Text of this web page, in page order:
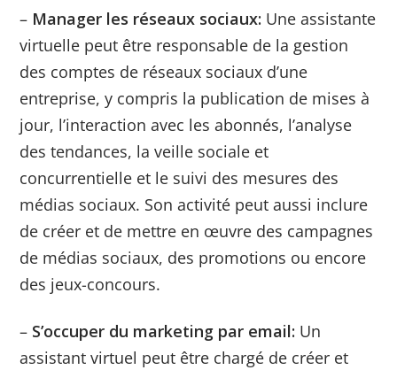
– Manager les réseaux sociaux: Une assistante
virtuelle peut être responsable de la gestion
des comptes de réseaux sociaux d’une
entreprise, y compris la publication de mises à
jour, l’interaction avec les abonnés, l’analyse
des tendances, la veille sociale et
concurrentielle et le suivi des mesures des
médias sociaux. Son activité peut aussi inclure
de créer et de mettre en œuvre des campagnes
de médias sociaux, des promotions ou encore
des jeux-concours.
– S’occuper du marketing par email: Un
assistant virtuel peut être chargé de créer et